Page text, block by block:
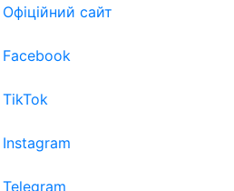
Офіційний сайт
Facebook
TikTok
Instagram
Telegram